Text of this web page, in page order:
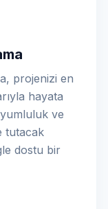
projenizi en
hayata
ve
tutacak
dostu bir